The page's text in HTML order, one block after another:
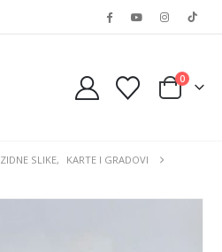
0
ZIDNE SLIKE,
KARTE I GRADOVI